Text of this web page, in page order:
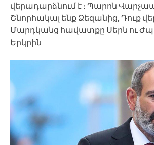
վերադարձնում է ։ Պարոն
Շնորհակալ ենք Ձեզանից, Դուք
Մարդկանց հավատքը Սերն ու
Երկրին